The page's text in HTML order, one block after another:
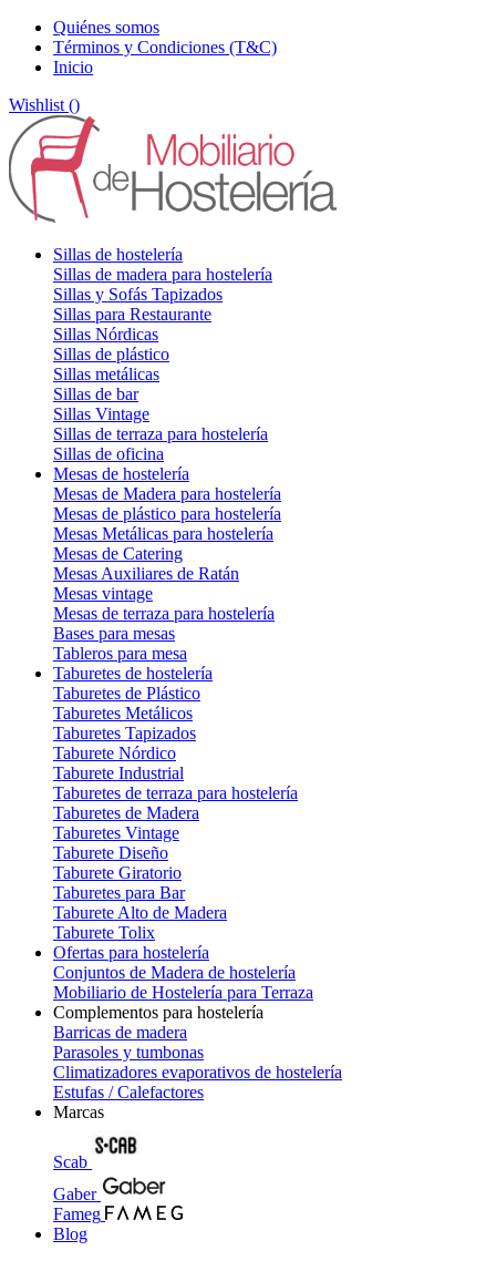
Quiénes somos
Términos y Condiciones (T&C)
Inicio
Wishlist ()
Sillas de hostelería
Sillas de madera para hostelería
Sillas y Sofás Tapizados
Sillas para Restaurante
Sillas Nórdicas
Sillas de plástico
Sillas metálicas
Sillas de bar
Sillas Vintage
Sillas de terraza para hostelería
Sillas de oficina
Mesas de hostelería
Mesas de Madera para hostelería
Mesas de plástico para hostelería
Mesas Metálicas para hostelería
Mesas de Catering
Mesas Auxiliares de Ratán
Mesas vintage
Mesas de terraza para hostelería
Bases para mesas
Tableros para mesa
Taburetes de hostelería
Taburetes de Plástico
Taburetes Metálicos
Taburetes Tapizados
Taburete Nórdico
Taburete Industrial
Taburetes de terraza para hostelería
Taburetes de Madera
Taburetes Vintage
Taburete Diseño
Taburete Giratorio
Taburetes para Bar
Taburete Alto de Madera
Taburete Tolix
Ofertas para hostelería
Conjuntos de Madera de hostelería
Mobiliario de Hostelería para Terraza
Complementos para hostelería
Barricas de madera
Parasoles y tumbonas
Climatizadores evaporativos de hostelería
Estufas / Calefactores
Marcas
Scab
Gaber
Fameg
Blog